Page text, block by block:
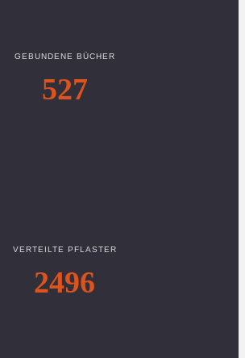
GEBUNDENE BÜCHER
527
VERTEILTE PFLASTER
2496